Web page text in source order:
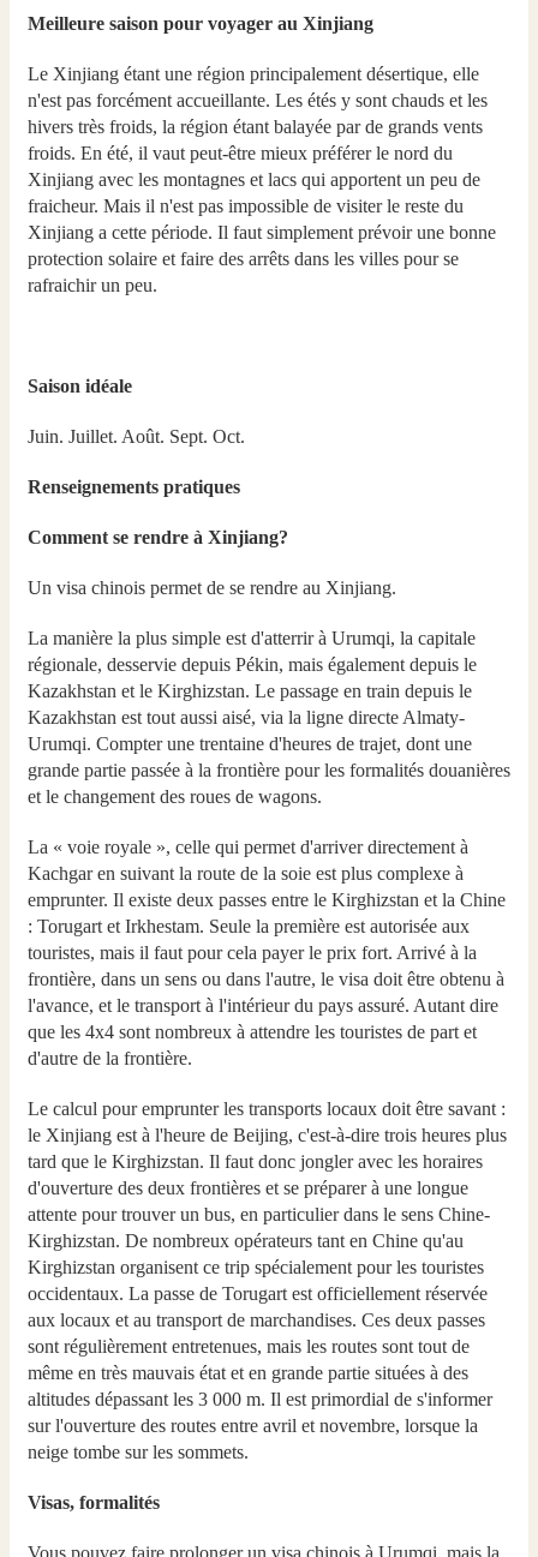
Meilleure saison pour voyager au Xinjiang
Le Xinjiang étant une région principalement désertique, elle
n'est pas forcément accueillante. Les étés y sont chauds et les
hivers très froids, la région étant balayée par de grands vents
froids. En été, il vaut peut-être mieux préférer le nord du
Xinjiang avec les montagnes et lacs qui apportent un peu de
fraicheur. Mais il n'est pas impossible de visiter le reste du
Xinjiang a cette période. Il faut simplement prévoir une bonne
protection solaire et faire des arrêts dans les villes pour se
rafraichir un peu.
Saison idéale
Juin. Juillet. Août. Sept. Oct.
Renseignements pratiques
Comment se rendre à Xinjiang?
Un visa chinois permet de se rendre au Xinjiang.
La manière la plus simple est d'atterrir à Urumqi, la capitale
régionale, desservie depuis Pékin, mais également depuis le
Kazakhstan et le Kirghizstan. Le passage en train depuis le
Kazakhstan est tout aussi aisé, via la ligne directe Almaty-
Urumqi. Compter une trentaine d'heures de trajet, dont une
grande partie passée à la frontière pour les formalités douanières
et le changement des roues de wagons.
La « voie royale », celle qui permet d'arriver directement à
Kachgar en suivant la route de la soie est plus complexe à
emprunter. Il existe deux passes entre le Kirghizstan et la Chine
: Torugart et Irkhestam. Seule la première est autorisée aux
touristes, mais il faut pour cela payer le prix fort. Arrivé à la
frontière, dans un sens ou dans l'autre, le visa doit être obtenu à
l'avance, et le transport à l'intérieur du pays assuré. Autant dire
que les 4x4 sont nombreux à attendre les touristes de part et
d'autre de la frontière.
Le calcul pour emprunter les transports locaux doit être savant :
le Xinjiang est à l'heure de Beijing, c'est-à-dire trois heures plus
tard que le Kirghizstan. Il faut donc jongler avec les horaires
d'ouverture des deux frontières et se préparer à une longue
attente pour trouver un bus, en particulier dans le sens Chine-
Kirghizstan. De nombreux opérateurs tant en Chine qu'au
Kirghizstan organisent ce trip spécialement pour les touristes
occidentaux. La passe de Torugart est officiellement réservée
aux locaux et au transport de marchandises. Ces deux passes
sont régulièrement entretenues, mais les routes sont tout de
même en très mauvais état et en grande partie situées à des
altitudes dépassant les 3 000 m. Il est primordial de s'informer
sur l'ouverture des routes entre avril et novembre, lorsque la
neige tombe sur les sommets.
Visas, formalités